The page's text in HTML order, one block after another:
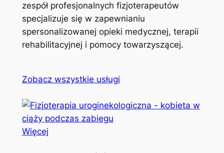
zespół profesjonalnych fizjoterapeutów
specjalizuje się w zapewnianiu
spersonalizowanej opieki medycznej, terapii
rehabilitacyjnej i pomocy towarzyszącej.
Zobacz wszystkie usługi
Więcej